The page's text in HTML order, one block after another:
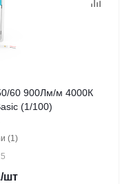
60 900Лм/м 4000К
(1/100)
(1)
/шт